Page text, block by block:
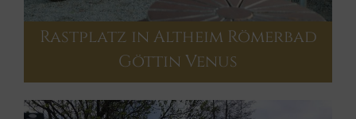
Rastplatz in Altheim Römerbad
Göttin Venus